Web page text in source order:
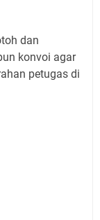
dan
konvoi agar
petugas di